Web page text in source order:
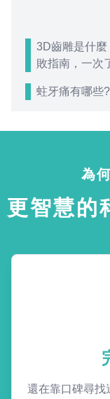
3D齒雕是什
敗指南，一次
蛀牙痛有哪些
為
更智慧的
還在靠口碑尋找